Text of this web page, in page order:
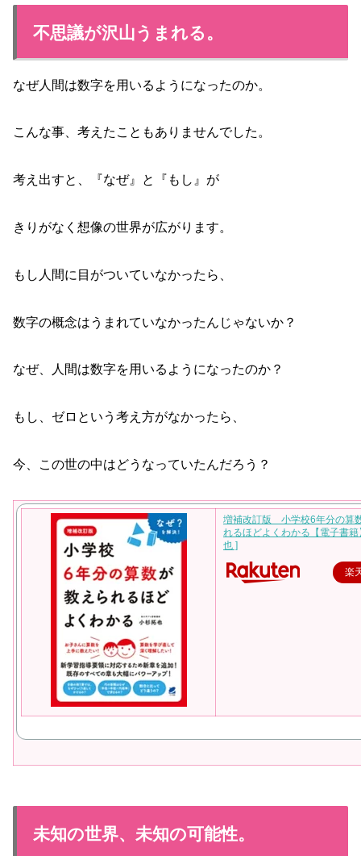
不思議が沢山うまれる。
なぜ人間は数字を用いるようになったのか。
こんな事、考えたこともありませんでした。
考え出すと、『なぜ』と『もし』が
きりがなく想像の世界が広がります。
もし人間に目がついていなかったら、
数字の概念はうまれていなかったんじゃないか？
なぜ、人間は数字を用いるようになったのか？
もし、ゼロという考え方がなかったら、
今、この世の中はどうなっていたんだろう？
増補改訂版 小学校6年分の算
れるほどよくわかる【電子書籍
也 ]
楽
未知の世界、未知の可能性。